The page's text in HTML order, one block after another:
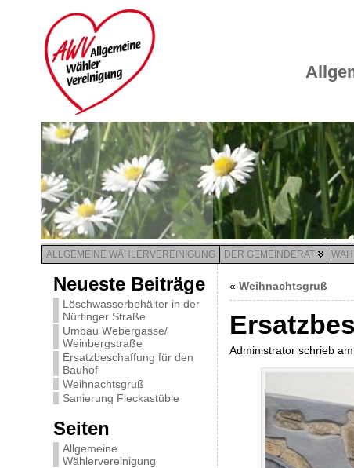
ALLGEMEINE WÄHLERVEREINIGUNG DER GEMEINDERAT
Neueste Beiträge
Löschwasserbehälter in der
Nürtinger Straße
Umbau Webergasse/
Weinbergstraße
Ersatzbeschaffung für den
Bauhof
Weihnachtsgruß
Sanierung Fleckastüble
Seiten
Allgemeine
Wählervereinigung
«Weihnachtsgruß
Administrator schrieb